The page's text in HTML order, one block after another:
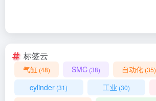
标签云
气缸 (48) SMC (38) 自动化 (35)
cylinder (31) 工业 (30)